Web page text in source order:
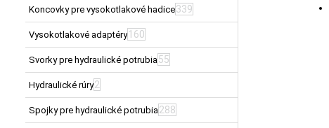
Koncovky pre vysokotlakové hadice339
Vysokotlakové adaptéry 160
Svorky pre hydraulické potrubia 55
Hydraulické rúry2
Spojky pre hydraulické potrubia 288